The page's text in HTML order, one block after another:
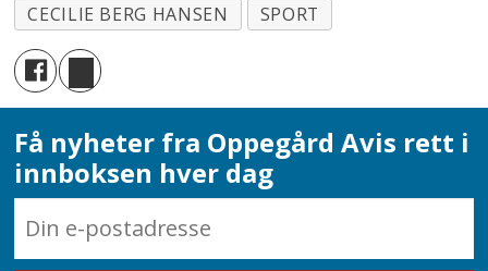
CECILIE BERG HANSEN
SPORT
Få nyheter fra Oppegård Avis rett i
innboksen hver dag